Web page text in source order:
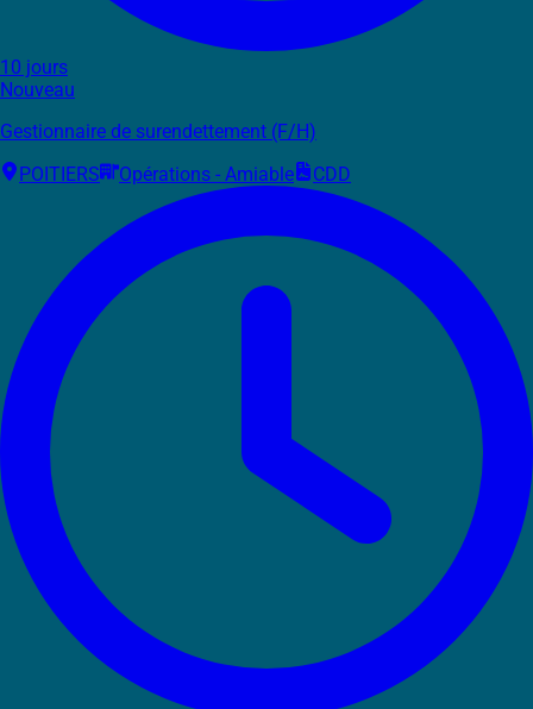
10 jours
Nouveau
Gestionnaire de surendettement (F/H)
POITIERS
Opérations - Amiable CDD